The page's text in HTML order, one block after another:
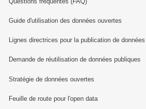
Guide d'utilisation des données ouvertes
Lignes directrices pour la publication de
Demande de réutilisation de données publiques
Stratégie de données ouvertes
Feuille de route pour l'open data